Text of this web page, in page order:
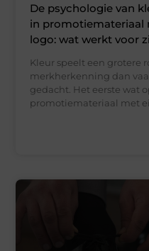
De psychologie van
in promotiemateriaal
logo: wat werkt voor
Kleur speelt een grotere
merkherkenning dan
gedacht. Het eerste wat
promotiemateriaal met